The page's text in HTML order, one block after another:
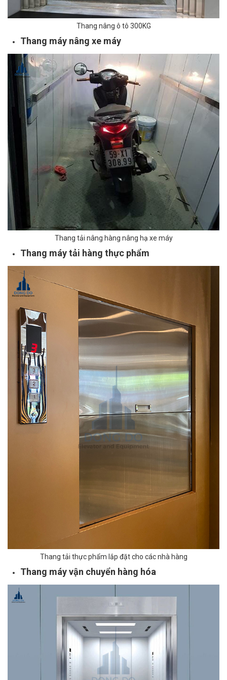
Thang nâng ô tô 300KG
Thang máy nâng xe máy
Thang tải nâng hàng nâng hạ xe máy
Thang máy tải hàng thực phẩm
Thang tải thực phẩm lắp đặt cho các nhà hàng
Thang máy vận chuyển hàng hóa